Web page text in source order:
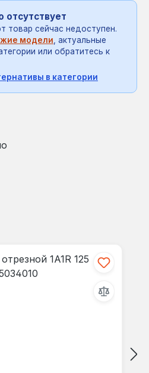
отсутствует
товар сейчас недоступен.
модели, актуальные
или обратитесь к
в категории